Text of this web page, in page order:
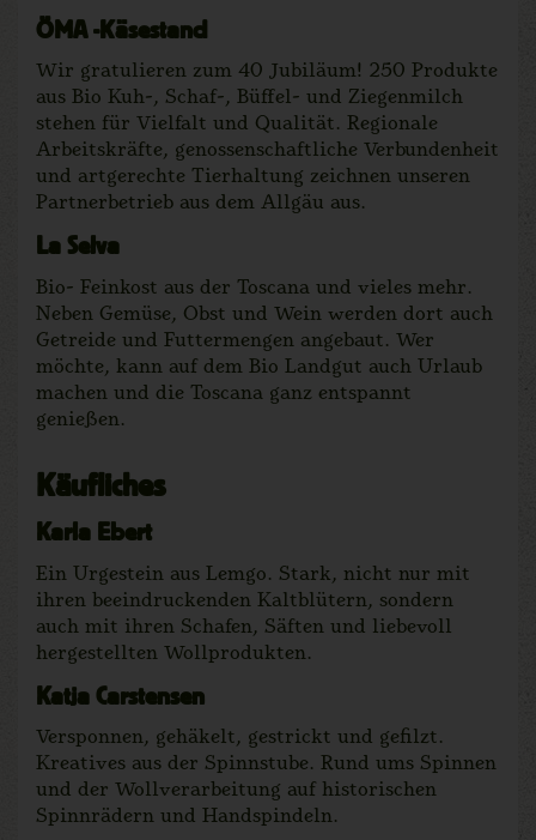
ÖMA -Käsestand
Wir gratulieren zum 40 Jubiläum! 250 Produkte
aus Bio Kuh-, Schaf-, Büffel- und Ziegenmilch
stehen für Vielfalt und Qualität. Regionale
Arbeitskräfte, genossenschaftliche Verbundenheit
und artgerechte Tierhaltung zeichnen unseren
Partnerbetrieb aus dem Allgäu aus.
La Selva
Bio- Feinkost aus der Toscana und vieles mehr.
Neben Gemüse, Obst und Wein werden dort auch
Getreide und Futtermengen angebaut. Wer
möchte, kann auf dem Bio Landgut auch Urlaub
machen und die Toscana ganz entspannt
genießen.
Käufliches
Karla Ebert
Ein Urgestein aus Lemgo. Stark, nicht nur mit
ihren beeindruckenden Kaltblütern, sondern
auch mit ihren Schafen, Säften und liebevoll
hergestellten Wollprodukten.
Katja Carstensen
Versponnen, gehäkelt, gestrickt und gefilzt.
Kreatives aus der Spinnstube. Rund ums Spinnen
und der Wollverarbeitung auf historischen
Spinnrädern und Handspindeln.